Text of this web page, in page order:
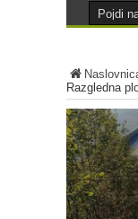
Razgledna